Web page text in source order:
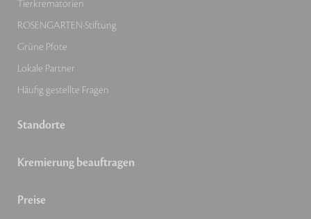
Tierkrematorien
ROSENGARTEN-Stiftung
Grüne Pfote
Lokale Partner
Häufig gestellte Fragen
Standorte
Kremierung beauftragen
Preise